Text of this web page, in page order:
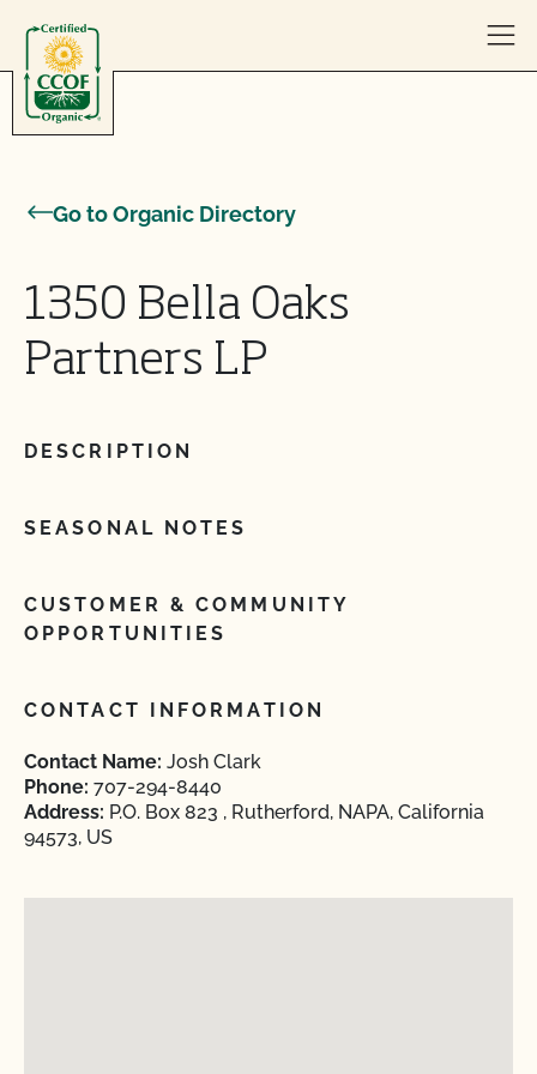
Go to Organic Directory
1350 Bella Oaks
Partners LP
DESCRIPTION
SEASONAL NOTES
CUSTOMER & COMMUNITY
OPPORTUNITIES
CONTACT INFORMATION
Contact Name: Josh Clark
Phone: 707-294-8440
Address: P.O. Box 823 , Rutherford, NAPA, California
94573, US